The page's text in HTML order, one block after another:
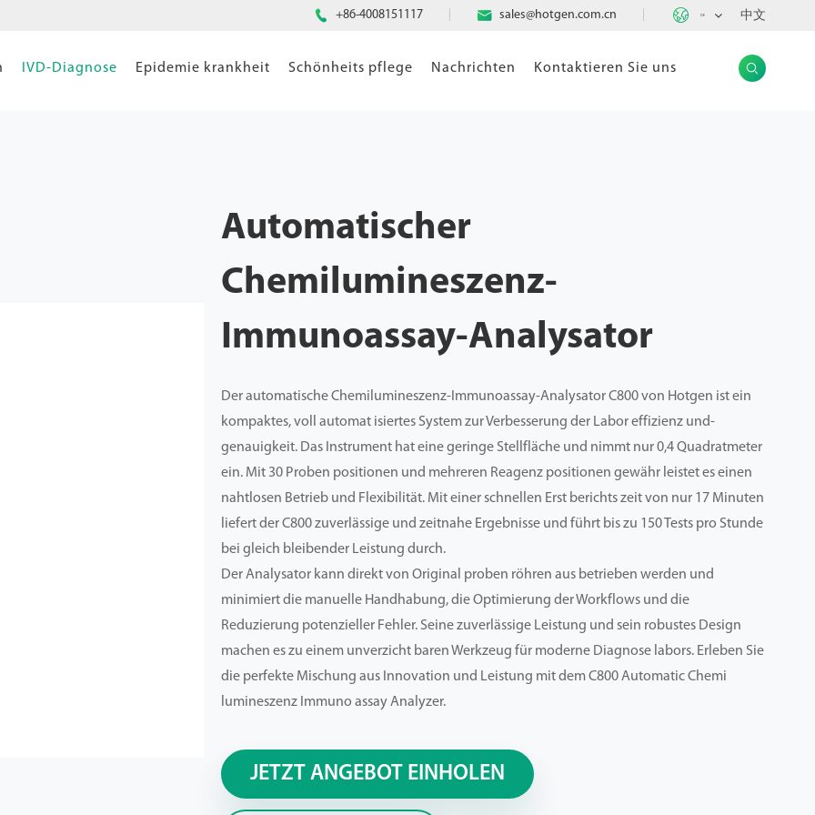
 +86-4008151117  sales@hotgen.com.cn  DE 中文
IVD-Diagnose Epidemie krankheit Schönheits pflege Nachrichten Kontaktieren Sie uns 
Automatischer
Chemilumineszenz-
Immunoassay-Analysator
Der automatische Chemilumineszenz-Immunoassay-Analysator C800 von Hotgen ist ein
kompaktes, voll automat isiertes System zur Verbesserung der Labor effizienz und-
genauigkeit. Das Instrument hat eine geringe Stellfläche und nimmt nur 0,4 Quadratmeter
ein. Mit 30 Proben positionen und mehreren Reagenz positionen gewähr leistet es einen
nahtlosen Betrieb und Flexibilität. Mit einer schnellen Erst berichts zeit von nur 17 Minuten
liefert der C800 zuverlässige und zeitnahe Ergebnisse und führt bis zu 150 Tests pro Stunde
bei gleich bleibender Leistung durch.
Der Analysator kann direkt von Original proben röhren aus betrieben werden und
minimiert die manuelle Handhabung, die Optimierung der Workflows und die
Reduzierung potenzieller Fehler. Seine zuverlässige Leistung und sein robustes Design
machen es zu einem unverzicht baren Werkzeug für moderne Diagnose labors. Erleben Sie
die perfekte Mischung aus Innovation und Leistung mit dem C800 Automatic Chemi
lumineszenz Immuno assay Analyzer.
JETZT ANGEBOT EINHOLEN